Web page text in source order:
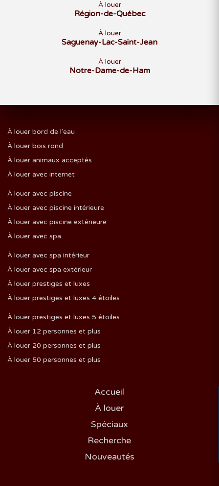
À louer
Région-de-Québec
À louer
Saguenay-Lac-Saint-Jean
À louer
Notre-Dame-de-Ham
À louer bord de l'eau
À louer bois rond
À louer animaux acceptés
À louer avec internet
À louer avec piscine
À louer avec piscine intérieure
À louer avec piscine extérieure
À louer avec spa
À louer avec spa intérieur
À louer avec spa extérieur
À louer prestiges et luxes
À louer prestiges et luxes 4 étoiles
À louer prestiges et luxes 5 étoiles
À louer 12 personnes et plus
À louer 20 personnes et plus
À louer 50 personnes et plus
Accueil
À louer
Spéciaux
Recherche
Nouveautés